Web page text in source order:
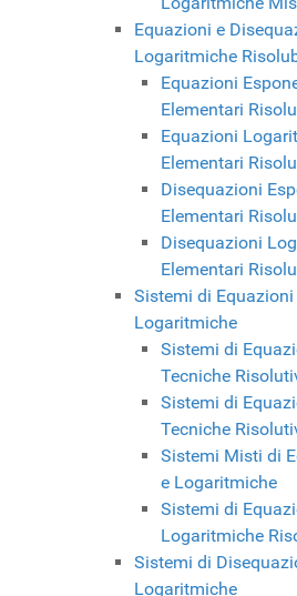
Equazioni e
Logaritmiche
Equazioni
Elementari
Equazioni
Elementari
Disequazioni
Elementari
Disequazioni
Elementari
Sistemi di
Logaritmiche
Sistemi di
Tecniche
Sistemi di
Tecniche
Sistemi Misti di
e Logaritmiche
Sistemi di
Logaritmiche
Sistemi di
Logaritmiche